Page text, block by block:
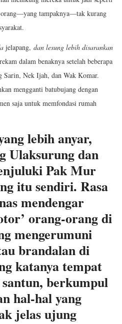
tampaknya—tak kurang
jelapang, dan lesung lebih disarankan
dalam benaknya setelah beberapa
Sarin, Nek Ijah, dan Wak Komar.
mengganti batubujang dengan
saja untuk memfondasi rumah
lebih anyar,
Ulaksurung dan
Pak Mur
itu sendiri. Rasa
mendengar
orang-orang di
mengerumuni
brandalan di
katanya tempat
berkumpul
hal-hal yang
jelas ujung